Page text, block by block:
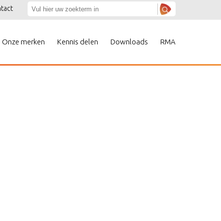
Onze merken Kennis delen Downloads RMA